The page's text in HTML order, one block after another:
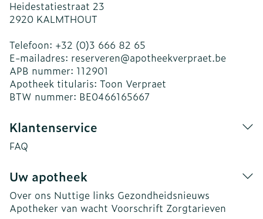
Heidestatiestraat 23
2920 KALMTHOUT
Telefoon: +32 (0)3 666 82 65
E-mailadres: reserveren@apotheekverpraet.be
APB nummer: 112901
Apotheek titularis: Toon Verpraet
BTW nummer: BE0466165667
Klantenservice
FAQ
Uw apotheek
Over ons Nuttige links Gezondheidsnieuws
Apotheker van wacht Voorschrift Zorgtarieven